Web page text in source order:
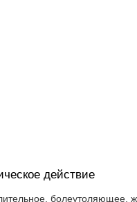
действие
болеутоляющее,